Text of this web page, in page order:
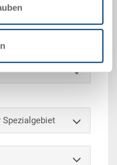
Europaletten).
Spezialgebiet